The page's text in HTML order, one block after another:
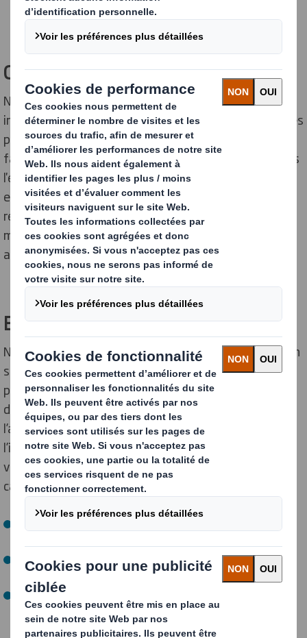
Construisez vous et formez demain
Nous croyons qu’un avenir meilleur, plus durable et
inclusif est possible lorsque nous réunissons les bonnes
personnes. Des personnes qui ont vraiment envie de
faire bouger les choses. Tous les jours, nous repensons
l'emballage dans un monde qui change – des matériaux
et conceptions innovants à l’ingénierie
révolutionnaires. Cela inspire nos équipes dans le
monde entier. Et nous espérons qu’elle vous inspirera
aussi.
Ensemble, nous faisons la différence
Nous sommes déterminés à mener le changement, non
seulement pour le bien de l’environnement, mais aussi
pour celui de nos employés. En Europe et en Amérique
du Nord, nous avons bâti une culture qui favorise
l’authenticité et l’acceptation, stimule la créativité et
l’innovation qui nous aidera tous à mener la transition
vers une économie circulaire à faible émission de
carbone.
Grâce à des réseaux actifs qui représentent et
En étant l'un des 19 partenaires stratégiques de la
Fondation Ellen MacArthur
En étant l'une des sept entreprises d'emballage au
monde à s'engager dans la « Race to zero » des Nations
unies.